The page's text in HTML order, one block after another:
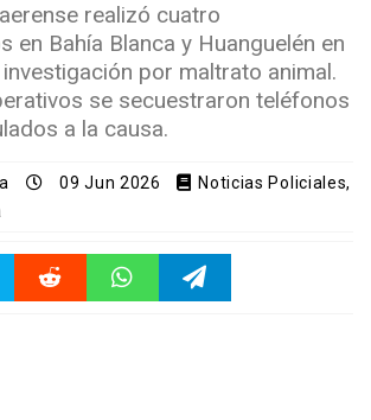
realizó cuatro
en Bahía Blanca y Huanguelén en
por maltrato animal.
se secuestraron teléfonos
a la causa.
09 Jun 2026
Noticias Policiales,